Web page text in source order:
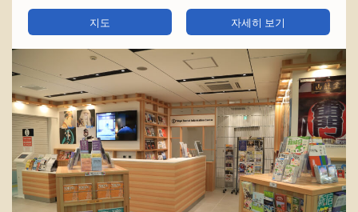
지도
자세히 보기